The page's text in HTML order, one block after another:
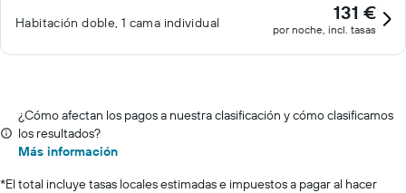
Habitación doble, 1 cama individual 131 €
por noche, incl. tasas
¿Cómo afectan los pagos a nuestra clasificación y cómo clasificamos
los resultados?
Más información
*El total incluye tasas locales estimadas e impuestos a pagar al hacer